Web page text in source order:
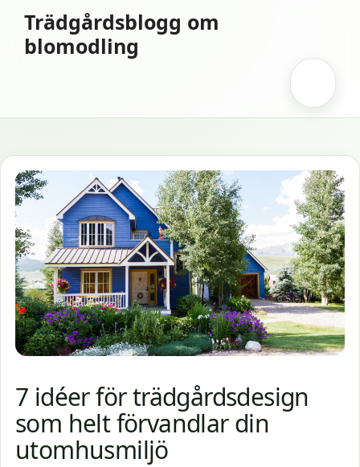
innehåll
Trädgårdsblogg om
blomodling
7 idéer för trädgårdsdesign
som helt förvandlar din
utomhusmiljö